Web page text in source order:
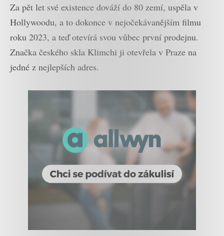
Za pět let své existence dováží do 80 zemí, uspěla v
Hollywoodu, a to dokonce v nejočekávanějším filmu
roku 2023, a teď otevírá svou vůbec první prodejnu.
Značka českého skla Klimchi ji otevřela v Praze na
jedné z nejlepších adres.